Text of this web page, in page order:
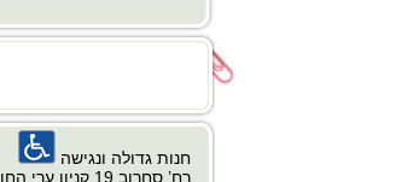
החל מ- 0.00 ₪
חנות גדולה ונגישה
רח’ סחרוב 19 קניון ערי החוף